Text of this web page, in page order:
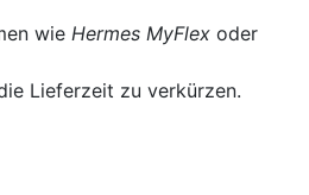
wie Hermes MyFlex oder
Lieferzeit zu verkürzen.